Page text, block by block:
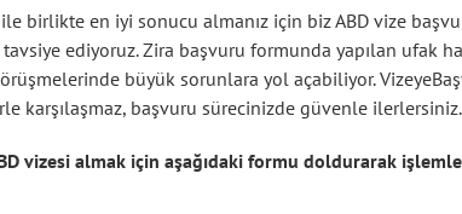
ile birlikte en iyi sonucu almanız için biz ABD vize
tavsiye ediyoruz. Zira başvuru formunda yapılan ufak
büyük sorunlara yol açabiliyor.
karşılaşmaz, başvuru sürecinizde güvenle ilerlersiniz.
vizesi almak için aşağıdaki formu doldurarak